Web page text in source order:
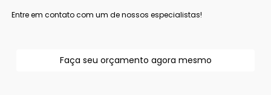
Entre em contato com um de nossos especialistas!
Faça seu orçamento agora mesmo